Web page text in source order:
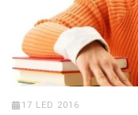
17 LED 2016